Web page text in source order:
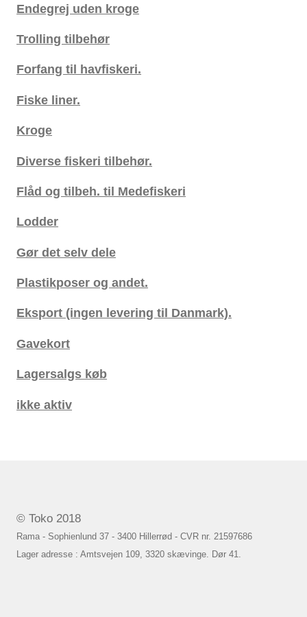
Endegrej uden kroge
Trolling tilbehør
Forfang til havfiskeri.
Fiske liner.
Kroge
Diverse fiskeri tilbehør.
Flåd og tilbeh. til Medefiskeri
Lodder
Gør det selv dele
Plastikposer og andet.
Eksport (ingen levering til Danmark).
Gavekort
Lagersalgs køb
ikke aktiv
© Toko 2018
Rama - Sophienlund 37 - 3400 Hillerrød - CVR nr. 21597686
Lager adresse : Amtsvejen 109, 3320 skævinge. Dør 41.